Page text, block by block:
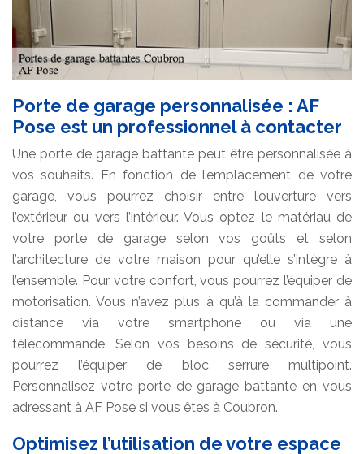
Porte de garage personnalisée : AF
Pose est un professionnel à contacter
Une porte de garage battante peut être personnalisée à
vos souhaits. En fonction de l’emplacement de votre
garage, vous pourrez choisir entre l’ouverture vers
l’extérieur ou vers l’intérieur. Vous optez le matériau de
votre porte de garage selon vos goûts et selon
l’architecture de votre maison pour qu’elle s’intègre à
l’ensemble. Pour votre confort, vous pourrez l’équiper de
motorisation. Vous n’avez plus à qu’à la commander à
distance via votre smartphone ou via une
télécommande. Selon vos besoins de sécurité, vous
pourrez l’équiper de bloc serrure multipoint.
Personnalisez votre porte de garage battante en vous
adressant à AF Pose si vous êtes à Coubron.
Optimisez l’utilisation de votre espace